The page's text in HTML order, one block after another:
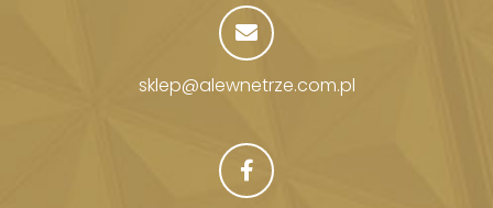
sklep@alewnetrze.com.pl